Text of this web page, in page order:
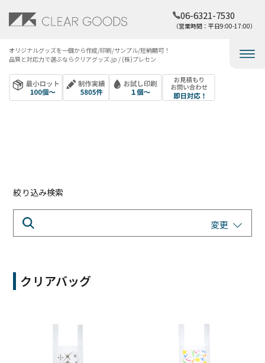
オリジナルグッズを​一個から​作成/印刷/サンプル/短納期可！​
品質と​対応力で​選ぶなら​クリアグッズ.jp / (株)プレセン
06-6321-7530
（営業時間：平日9:00-17:00）
絞り込み検索
変更
クリアバッグ